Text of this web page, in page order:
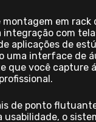
em
com
aplicações de
uma interface
que você
de ponto
o